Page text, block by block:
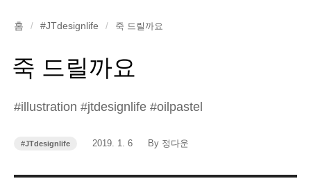
홈 / #JTdesignlife / 죽 드릴까요
죽 드릴까요
#illustration #jtdesignlife #oilpastel
카
리
#JTdesignlife
작
2019. 1. 6
작
By 정다운